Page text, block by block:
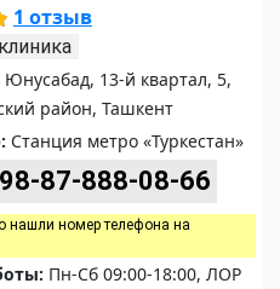
1 отзыв
Юнусабад, 13-й квартал, 5,
район, Ташкент
Станция метро «Туркестан»
87-888-08-66
нашли номер телефона на
Пн-Сб 09:00-18:00, ЛОР